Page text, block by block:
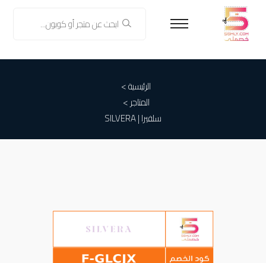
الرئيسية >
المتاجر >
سلفيرا | SILVERA